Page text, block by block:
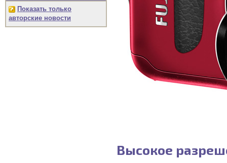
Показать только
авторские новости
Высокое